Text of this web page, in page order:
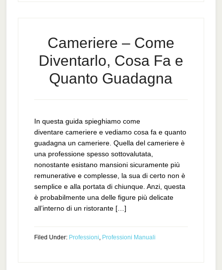
Cameriere – Come
Diventarlo, Cosa Fa e
Quanto Guadagna
In questa guida spieghiamo come
diventare cameriere e vediamo cosa fa e quanto
guadagna un cameriere. Quella del cameriere è
una professione spesso sottovalutata,
nonostante esistano mansioni sicuramente più
remunerative e complesse, la sua di certo non è
semplice e alla portata di chiunque. Anzi, questa
è probabilmente una delle figure più delicate
all’interno di un ristorante […]
Filed Under: Professioni, Professioni Manuali